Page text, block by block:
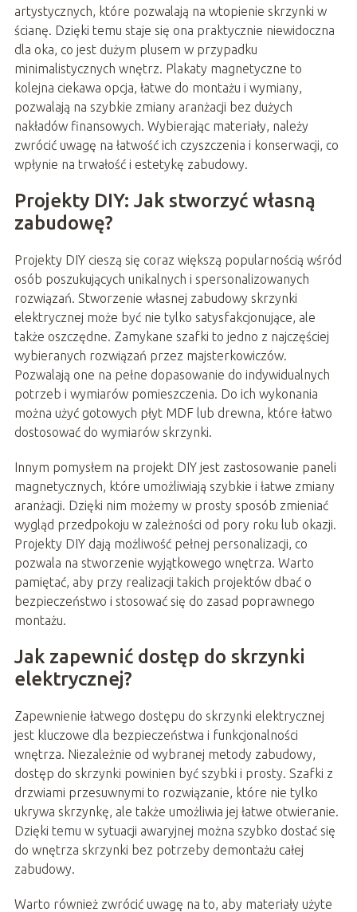
artystycznych, które pozwalają na wtopienie skrzynki w
ścianę. Dzięki temu staje się ona praktycznie niewidoczna
dla oka, co jest dużym plusem w przypadku
minimalistycznych wnętrz. Plakaty magnetyczne to
kolejna ciekawa opcja, łatwe do montażu i wymiany,
pozwalają na szybkie zmiany aranżacji bez dużych
nakładów finansowych. Wybierając materiały, należy
zwrócić uwagę na łatwość ich czyszczenia i konserwacji, co
wpłynie na trwałość i estetykę zabudowy.
Projekty DIY: Jak stworzyć własną
zabudowę?
Projekty DIY cieszą się coraz większą popularnością wśród
osób poszukujących unikalnych i spersonalizowanych
rozwiązań. Stworzenie własnej zabudowy skrzynki
elektrycznej może być nie tylko satysfakcjonujące, ale
także oszczędne. Zamykane szafki to jedno z najczęściej
wybieranych rozwiązań przez majsterkowiczów.
Pozwalają one na pełne dopasowanie do indywidualnych
potrzeb i wymiarów pomieszczenia. Do ich wykonania
można użyć gotowych płyt MDF lub drewna, które łatwo
dostosować do wymiarów skrzynki.
Innym pomysłem na projekt DIY jest zastosowanie paneli
magnetycznych, które umożliwiają szybkie i łatwe zmiany
aranżacji. Dzięki nim możemy w prosty sposób zmieniać
wygląd przedpokoju w zależności od pory roku lub okazji.
Projekty DIY dają możliwość pełnej personalizacji, co
pozwala na stworzenie wyjątkowego wnętrza. Warto
pamiętać, aby przy realizacji takich projektów dbać o
bezpieczeństwo i stosować się do zasad poprawnego
montażu.
Jak zapewnić dostęp do skrzynki
elektrycznej?
Zapewnienie łatwego dostępu do skrzynki elektrycznej
jest kluczowe dla bezpieczeństwa i funkcjonalności
wnętrza. Niezależnie od wybranej metody zabudowy,
dostęp do skrzynki powinien być szybki i prosty. Szafki z
drzwiami przesuwnymi to rozwiązanie, które nie tylko
ukrywa skrzynkę, ale także umożliwia jej łatwe otwieranie.
Dzięki temu w sytuacji awaryjnej można szybko dostać się
do wnętrza skrzynki bez potrzeby demontażu całej
zabudowy.
Warto również zwrócić uwagę na to, aby materiały użyte